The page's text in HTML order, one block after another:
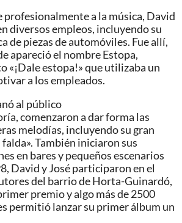
profesionalmente a la música, David
diversos empleos, incluyendo su
de piezas de automóviles. Fue allí,
apareció el nombre Estopa,
«¡Dale estopa!» que utilizaba un
a los empleados.
al público
comenzaron a dar forma las
melodías, incluyendo su gran
También iniciaron sus
en bares y pequeños escenarios
David y José participaron en el
del barrio de Horta-Guinardó,
premio y algo más de 2500
permitió lanzar su primer álbum un